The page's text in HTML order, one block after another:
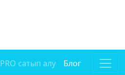
PRO сатып алу Блог